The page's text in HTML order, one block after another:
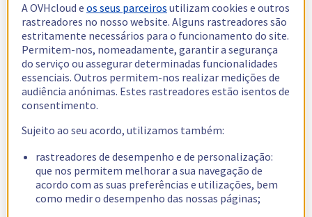
A OVHcloud eos seus parceiros utilizam cookies e outros
rastreadores no nosso website. Alguns rastreadores são
estritamente necessários para o funcionamento do site.
Permitem-nos, nomeadamente, garantir a segurança
do serviço ou assegurar determinadas funcionalidades
essenciais. Outros permitem-nos realizar medições de
audiência anónimas. Estes rastreadores estão isentos de
consentimento.
Sujeito ao seu acordo, utilizamos também:
rastreadores de desempenho e de personalização:
que nos permitem melhorar a sua navegação de
acordo com as suas preferências e utilizações, bem
como medir o desempenho das nossas páginas;